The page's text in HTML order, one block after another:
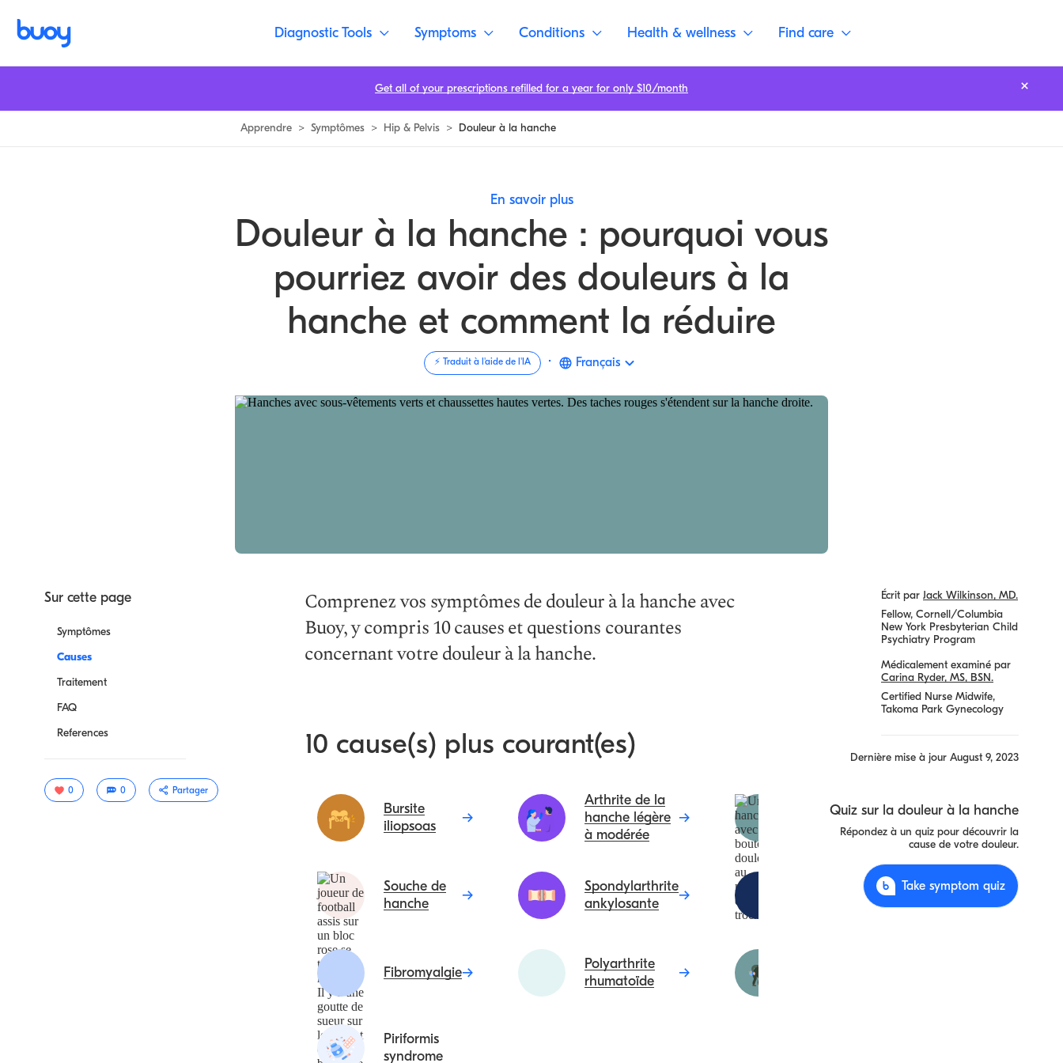
Diagnostic Tools Symptoms Conditions Health & wellness Find care
Apprendre > Symptômes > Hip & Pelvis > Douleur à la hanche
En savoir plus
Douleur à la hanche : pourquoi vous
pourriez avoir des douleurs à la
hanche et comment la réduire
⚡️ Traduit à l'aide de l'IA · Français
Sur cette page
Symptômes
Causes
Traitement
FAQ
References
0 0 Partager
Écrit par Jack Wilkinson, MD.
Fellow, Cornell/Columbia
New York Presbyterian Child
Psychiatry Program
Médicalement examiné par
Carina Ryder, MS, BSN.
Certified Nurse Midwife,
Takoma Park Gynecology
Dernière mise à jour August 9, 2023
Quiz sur la douleur à la hanche
Répondez à un quiz pour découvrir la
cause de votre douleur.
Take symptom quiz
Comprenez vos symptômes de douleur à la hanche avec
Buoy, y compris 10 causes et questions courantes
concernant votre douleur à la hanche.
10 cause(s) plus courant(es)
Bursite
iliopsoas
Arthrite de la
hanche légère
à modérée
Douleur
trochantérienne
Souche de
hanche
Spondylarthrite
ankylosante
Syndrome de la
bande ilio-
Fibromyalgie
Polyarthrite
rhumatoïde
Piriformis
syndrome
Get all of your prescriptions refilled for a year for only $10/month